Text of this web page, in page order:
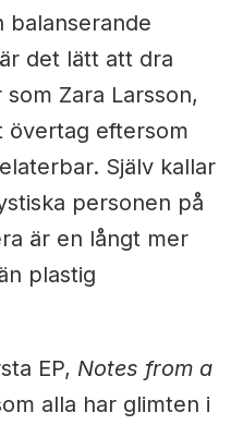
balanserande
det lätt att dra
Zara Larsson,
övertag eftersom
Själv kallar
personen på
är en långt mer
plastig
EP, Notes from a
alla har glimten i